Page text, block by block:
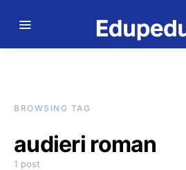
BROWSING TAG
audieri roman
1 post